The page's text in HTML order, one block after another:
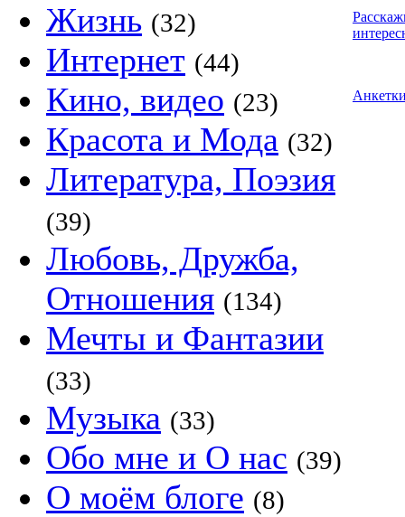
Жизнь (32)
Интернет (44)
Кино, видео (23)
Красота и Мода (32)
Литература, Поэзия
(39)
Любовь, Дружба,
Отношения (134)
Мечты и Фантазии
(33)
Музыка (33)
Обо мне и О нас (39)
О моём блоге (8)